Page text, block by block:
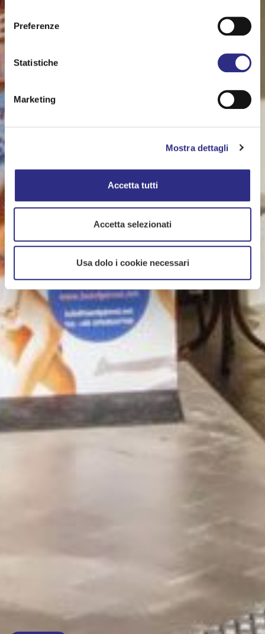
consenso
Preferenze
Statistiche
Marketing
Mostra dettagli
Accetta tutti
Accetta selezionati
Usa dolo i cookie necessari